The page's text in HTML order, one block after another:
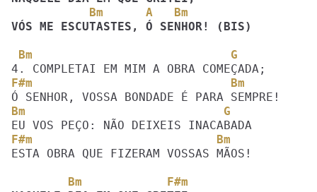
           Bm      A   Bm
VÓS ME ESCUTASTES, Ó SENHOR! (BIS)
Bm                            G
F#m                            Bm
Bm                            G
F#m                          Bm
ESTA OBRA QUE FIZERAM VOSSAS MÃOS!
        Bm            F#m